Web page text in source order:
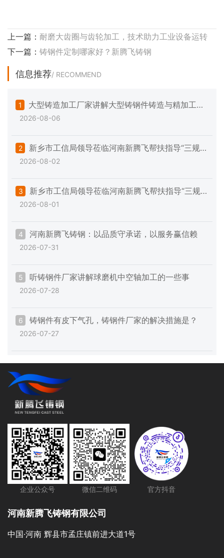
上一篇： 耐磨大齿圈与齿轮加工，技术助力工业设备运转
下一篇： 铸钢件定制哪家好？新腾飞铸钢
信息推荐/ RECOMMEND
1
大型铸造加工厂家讲解大型铸钢件铸造与精加工的
一些注意事项
2026-08-06
2
新乡市工信局领导莅临河南新腾飞帮扶指导“三规范
一提升”专项工作
2026-08-02
3
新乡市工信局领导莅临河南新腾飞帮扶指导“三规
范一提升”专项工作
2026-08-01
4 河南新腾飞铸钢：以品质守承诺，以服务赢信赖
2026-07-31
5 听铸钢件厂家讲解球磨机中空轴加工的一些事
2026-07-28
6 铸钢件有皮下气孔，铸钢件厂家的解决措施是？
2026-07-27
企业公众号 微信二维码 官方抖音
河南新腾飞铸钢有限公司
中国·河南 辉县市孟庄镇前进大道1号